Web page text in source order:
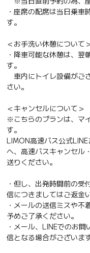
・座席の配席は当日乗
す。
＜お手洗い休憩について
・降車可能な休憩は、
す。
車内にトイレ設備がご
さい。
＜キャンセルについて＞
※こちらのプランは、マ
す。
LIMON高速バス公式
へ、高速バスキャンセル
送りください。
・但し、出発時間前の
信につきましてはご返金
・メールの送信ミスや不
予めご了承ください。
・メール、LINEでのお
信となる場合がございます